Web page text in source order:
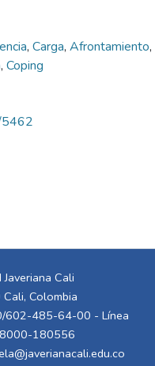
, Carga, Afrontamiento,
, Coping
Cali
Colombia
602-485-64-00 - Línea
180556